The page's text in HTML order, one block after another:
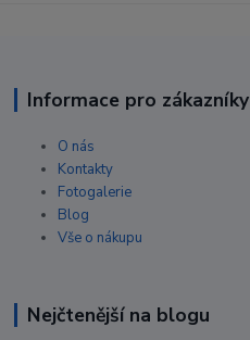
Informace pro zákazníky
O nás
Kontakty
Fotogalerie
Blog
Vše o nákupu
Nejčtenější na blogu